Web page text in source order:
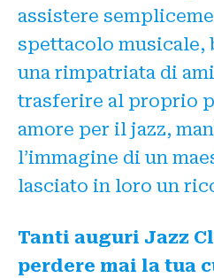
assistere
spettacolo musicale,
una rimpatriata di
trasferire al proprio
amore per il jazz,
l’immagine di un
lasciato in loro un
Tanti auguri Jazz
perdere mai la tua